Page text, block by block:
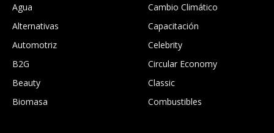
Agua
Alternativas
Automotriz
B2G
Beauty
Biomasa
Cambio Climático
Capacitación
Celebrity
Circular Economy
Classic
Combustibles